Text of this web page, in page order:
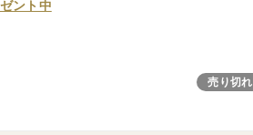
ント中
売り切れ